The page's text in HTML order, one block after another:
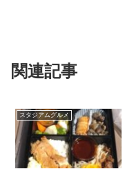
関連記事
スタジアムグルメ